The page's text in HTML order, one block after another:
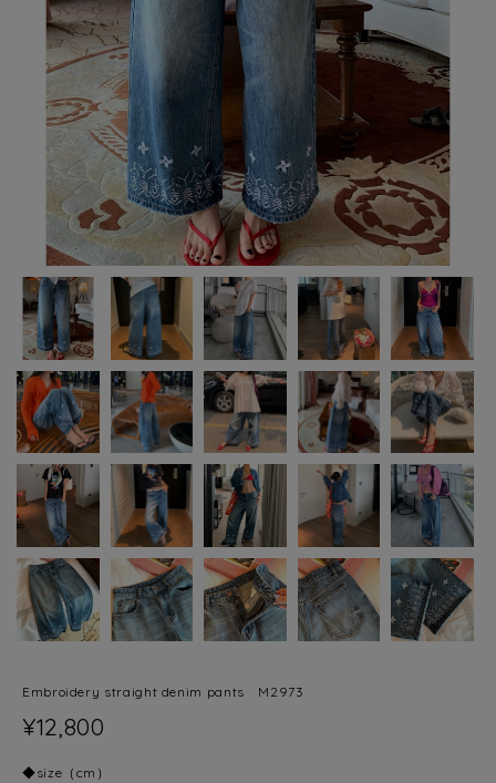
Embroidery straight denim pants M2973
¥12,800
◆size（cm）